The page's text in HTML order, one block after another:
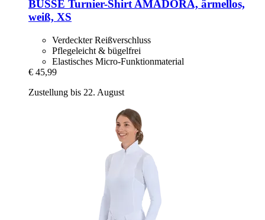
BUSSE Turnier-​Shirt AMADORA, ärmellos,
weiß, XS
Verdeckter Reißverschluss
Pflegeleicht & bügelfrei
Elastisches Micro-Funktionmaterial
€ 45,99
Zustellung bis 22. August